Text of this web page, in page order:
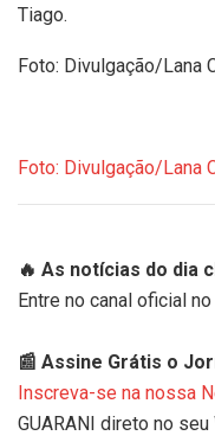
Tiago.
Foto: Divulgação/Lana
Foto: Divulgação/Lana
🔥 As notícias do dia
Entre no canal oficial
📰 Assine Grátis o
Inscreva-se na nossa
GUARANI direto no